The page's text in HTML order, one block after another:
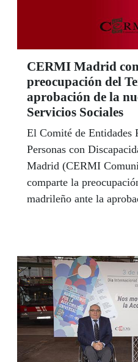
CERMI Madrid
preocupación del
aprobación de la
Servicios Sociales
El Comité de Entidades
Personas con
Madrid (CERMI
comparte la
madrileño ante la